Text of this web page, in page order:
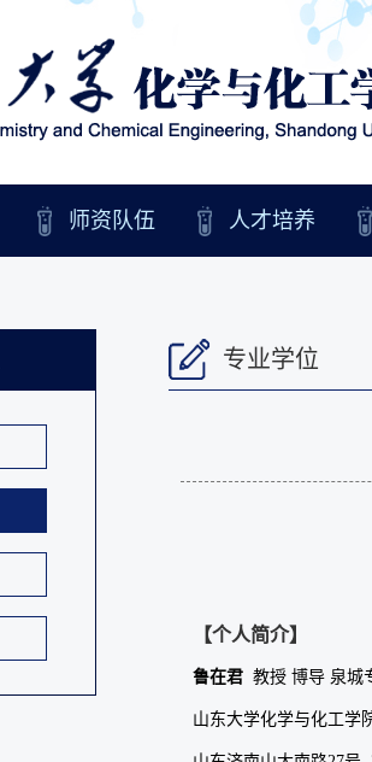
师资队伍 人才培养
专业学位
【个人简介】
鲁在君 教授 博导 泉城
山东大学化学与化工学